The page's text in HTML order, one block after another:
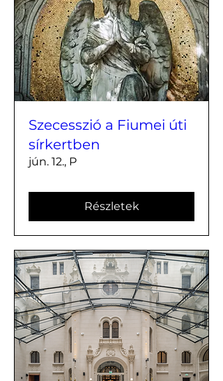
Szecesszió a Fiumei úti
sírkertben
jún. 12., P
Részletek